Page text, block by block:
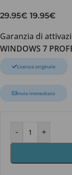
29.95€ 19.95€
Garanzia di
WINDOWS 7
Licenza originale
Invio immediato
- +